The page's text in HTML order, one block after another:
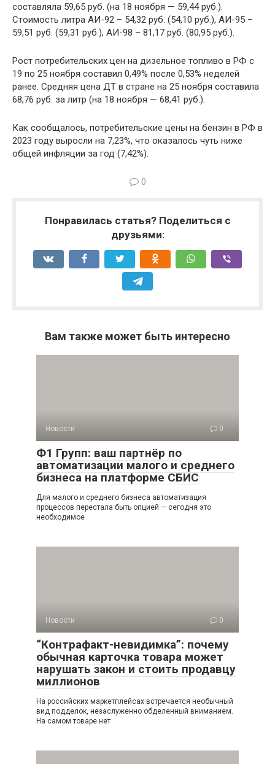
составляла 59,65 руб. (на 18 ноября — 59,44 руб.).
Стоимость литра АИ-92 – 54,32 руб. (54,10 руб.), АИ-95 –
59,51 руб. (59,31 руб.), АИ-98 – 81,17 руб. (80,95 руб.).
Рост потребительских цен на дизельное топливо в РФ с
19 по 25 ноября составил 0,49% после 0,53% неделей
ранее. Средняя цена ДТ в стране на 25 ноября составила
68,76 руб. за литр (на 18 ноября — 68,41 руб.).
Как сообщалось, потребительские цены на бензин в РФ в
2023 году выросли на 7,23%, что оказалось чуть ниже
общей инфляции за год (7,42%).
0
Понравилась статья? Поделиться с
друзьями:
Вам также может быть интересно
Новости 0
Ф1 Групп: ваш партнёр по
автоматизации малого и среднего
бизнеса на платформе СБИС
Для малого и среднего бизнеса автоматизация
процессов перестала быть опцией — сегодня это
необходимое
Новости 0
“Контрафакт-невидимка”: почему
обычная карточка товара может
нарушать закон и стоить продавцу
миллионов
На российских маркетплейсах встречается необычный
вид подделок, незаслуженно обделенный вниманием.
На самом товаре нет